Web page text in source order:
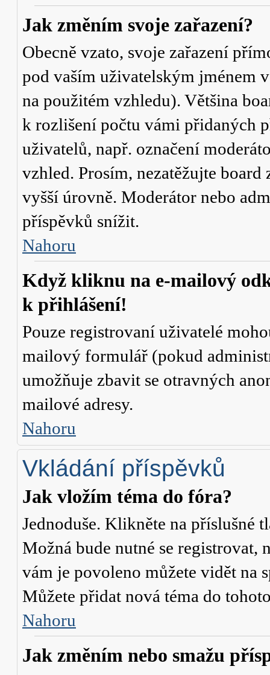
Jak změním svoje zařazení?
Obecně vzato, svoje zařazení
pod vaším uživatelským jménem
na použitém vzhledu). Většina
k rozlišení počtu vámi přidaných
uživatelů, např. označení
vzhled. Prosím, nezatěžujte
vyšší úrovně. Moderátor nebo
příspěvků snížit.
Nahoru
Když kliknu na e-mailový
k přihlášení!
Pouze registrovaní uživatelé
mailový formulář (pokud
umožňuje zbavit se otravných
mailové adresy.
Nahoru
Vkládání příspěvků
Jak vložím téma do fóra?
Jednoduše. Klikněte na příslušné
Možná bude nutné se registrovat,
vám je povoleno můžete vidět na
Můžete přidat nová téma do
Nahoru
Jak změním nebo smažu